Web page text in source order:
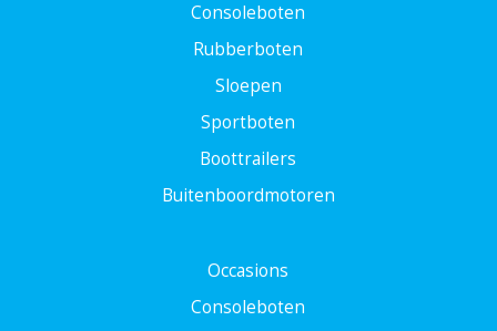
Consoleboten
Rubberboten
Sloepen
Sportboten
Boottrailers
Buitenboordmotoren
Occasions
Consoleboten